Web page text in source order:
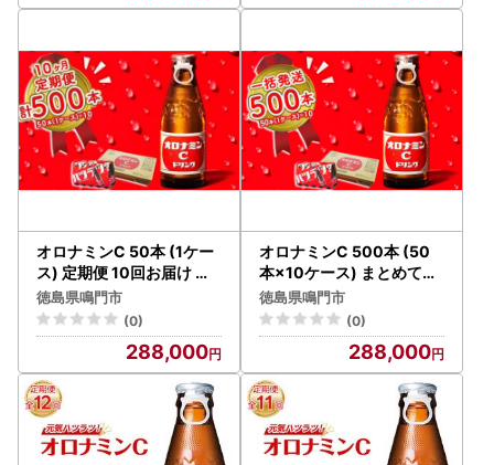
オロナミンC 50本 (1ケー
ス) 定期便 10回お届け 計5
00本 【大塚グループ発
祥の地】オロナミンC 炭
酸飲料
徳島県鳴門市
(0)
288,000
オロナミンC 500本 (50
本×10ケース) まとめてお
届け 【大塚グループ発祥
の地】オロナミンC 炭酸
飲料
徳島県鳴門市
(0)
288,000